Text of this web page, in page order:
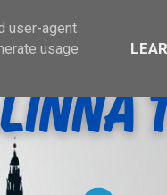
user-agent
usage